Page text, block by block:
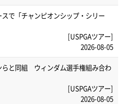
で「チャンピオンシップ・シリー
[USPGAツアー]
2026-08-05
らと同組 ウィンダム選手権組み合わ
[USPGAツアー]
2026-08-05